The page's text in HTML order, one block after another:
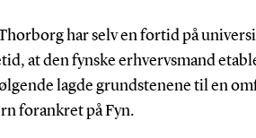
har selv en fortid på
at den fynske erhvervsmand
lagde grundstenene til en
forankret på Fyn.